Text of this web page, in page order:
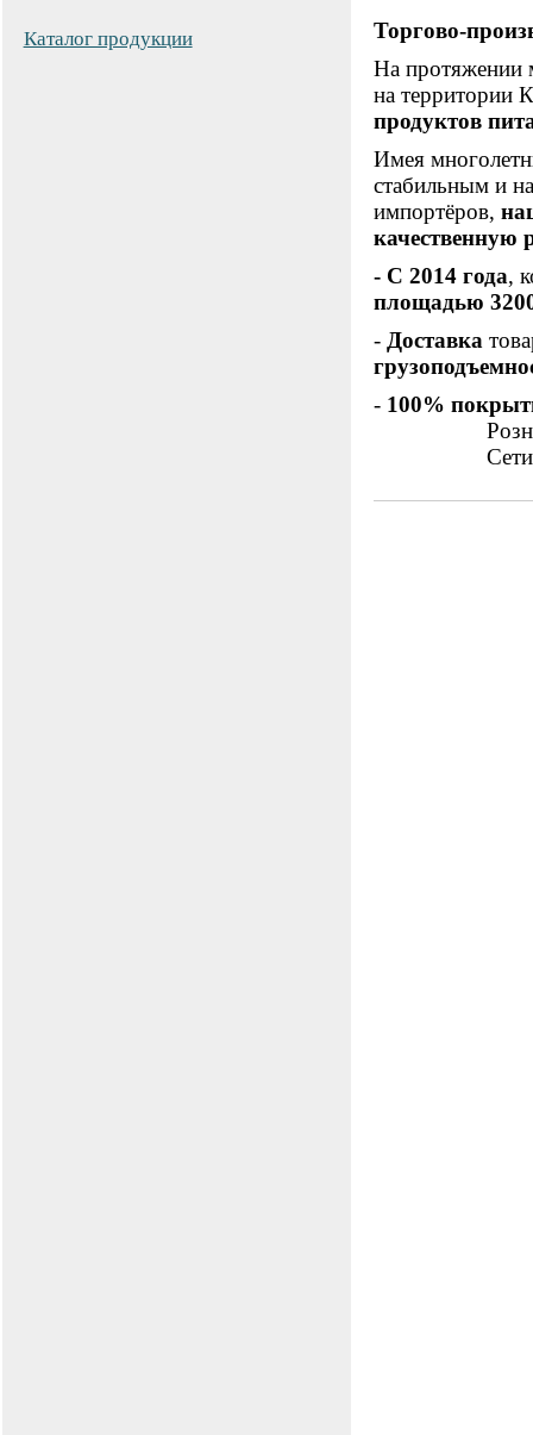
Каталог продукции
Торгово-
На протяжении
на территории
продуктов
Имея
стабильным и
импортёров,
качественную
- С 2014 года,
площадью
- Доставка
- 100%
Розничная
Сети: